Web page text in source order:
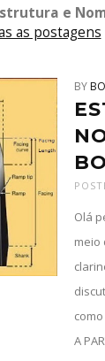
e
as postagens
BY
Olá
meio
A